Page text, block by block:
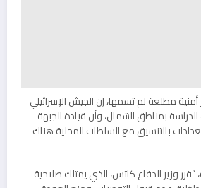
مطلعة لم تسمها، إن الجيش الإسرائيلي
بمناطق الشمال، وأن قيادة الجبهة
بالتنسيق مع السلطات المحلية هناك
وزير الدفاع كاتس، الذي يمتلك صلاحية